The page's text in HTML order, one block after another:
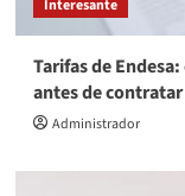
Interesante
Tarifas de
antes de contratar
Administrador